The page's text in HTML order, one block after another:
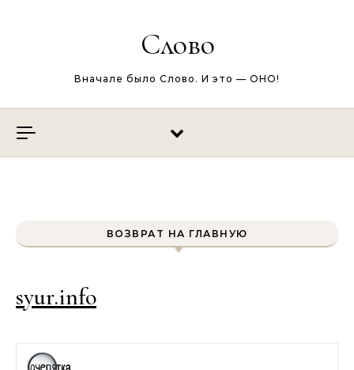
Слово
Вначале было Слово. И это — ОНО!
ВОЗВРАТ НА ГЛАВНУЮ
syur.info